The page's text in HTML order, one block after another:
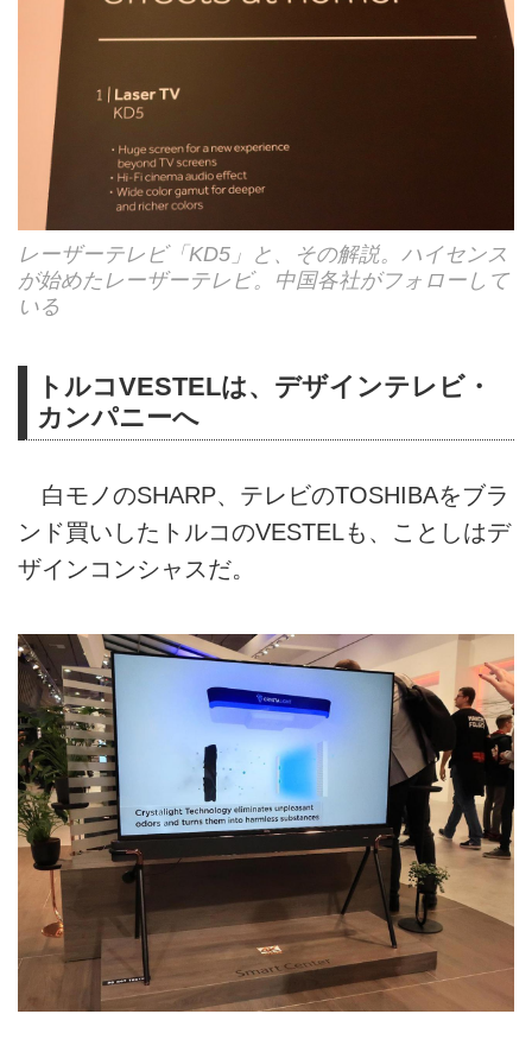
レーザーテレビ「KD5」と、その解説。ハイセンス
が始めたレーザーテレビ。中国各社がフォローして
いる
トルコVESTELは、デザインテレビ・
カンパニーへ
白モノのSHARP、テレビのTOSHIBAをブラ
ンド買いしたトルコのVESTELも、ことしはデ
ザインコンシャスだ。